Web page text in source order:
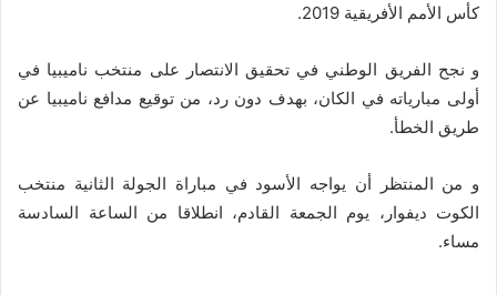
كأس الأمم الأفريقية 2019.
و نجح الفريق الوطني في تحقيق الانتصار على منتخب ناميبيا في
أولى مبارياته في الكان، بهدف دون رد، من توقيع مدافع ناميبيا عن
طريق الخطأ.
و من المنتظر أن يواجه الأسود في مباراة الجولة الثانية منتخب
الكوت ديفوار، يوم الجمعة القادم، انطلاقا من الساعة السادسة
مساء.